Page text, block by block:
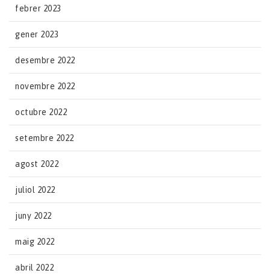
febrer 2023
gener 2023
desembre 2022
novembre 2022
octubre 2022
setembre 2022
agost 2022
juliol 2022
juny 2022
maig 2022
abril 2022